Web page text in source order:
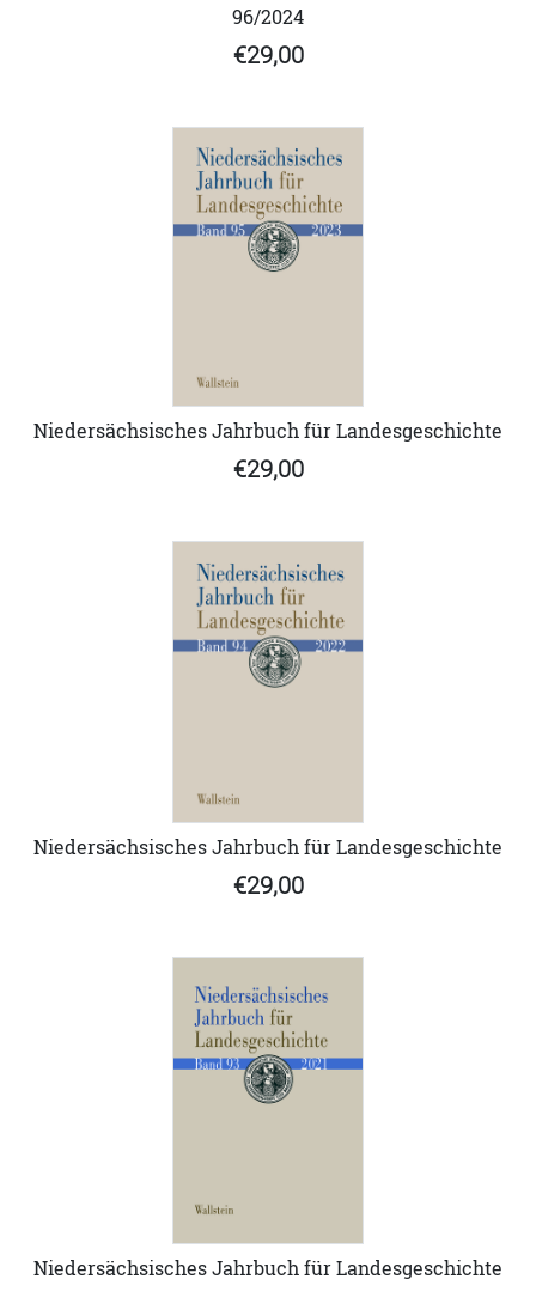
96/2024
€29,00
Niedersächsisches Jahrbuch für Landesgeschichte
€29,00
Niedersächsisches Jahrbuch für Landesgeschichte
€29,00
Niedersächsisches Jahrbuch für Landesgeschichte